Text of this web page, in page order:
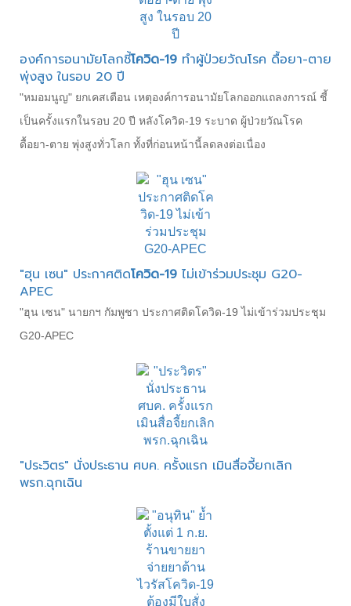
องค์การอนามัยโลกชี้โควิด-19 ทำผู้ป่วยวัณโรค ดื้อยา-ตาย
พุ่งสูง ในรอบ 20 ปี
"หมอมนูญ" ยกเคสเตือน เหตุองค์การอนามัยโลกออกแถลงการณ์ ชี้
เป็นครั้งแรกในรอบ 20 ปี หลังโควิด-19 ระบาด ผู้ป่วยวัณโรค
ดื้อยา-ตาย พุ่งสูงทั่วโลก ทั้งที่ก่อนหน้านี้ลดลงต่อเนื่อง
"ฮุน เซน" ประกาศติดโควิด-19 ไม่เข้าร่วมประชุม G20-
APEC
"ฮุน เซน" นายกฯ กัมพูชา ประกาศติดโควิด-19 ไม่เข้าร่วมประชุม
G20-APEC
"ประวิตร" ​นั่งประธาน ศบค. ​ครั้งแรก เมิน​สื่อจี้​ยกเลิก
พรก.ฉุกเฉิน